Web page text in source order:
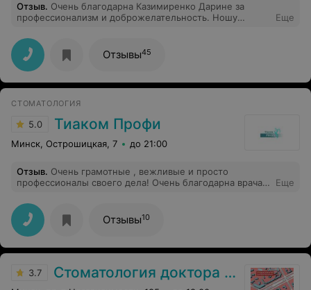
Отзыв. Очень благодарна Казимиренко Дарине за
профессионализм и доброжелательность. Ношу
Результатом очень довольна!
Еще
Отзывы45
СТОМАТОЛОГИЯ
5.0 Тиаком Профи
Минск, Острошицкая, 7 до 21:00
Отзыв. Очень грамотные , вежливые и просто
профессионалы своего дела! Очень благодарна врачам
Еще
Отзывы10
3.7 Стоматология доктора Василенко